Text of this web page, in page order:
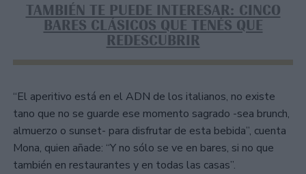
TAMBIÉN TE PUEDE INTERESAR: CINCO
BARES CLÁSICOS QUE TENÉS QUE
REDESCUBRIR
“El aperitivo está en el ADN de los italianos, no existe
tano que no se guarde ese momento sagrado -sea brunch,
almuerzo o sunset- para disfrutar de esta bebida”, cuenta
Mona, quien añade: “Y no sólo se ve en bares, si no que
también en restaurantes y en todas las casas”.